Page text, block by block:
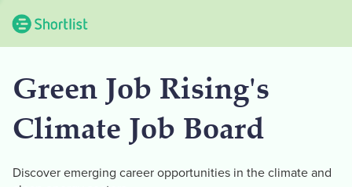
Green Job Rising's
Climate Job Board
Discover emerging career opportunities in the climate and